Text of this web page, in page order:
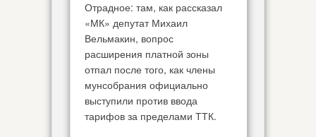
Отрадное: там, как рассказал
«МК» депутат Михаил
Вельмакин, вопрос
расширения платной зоны
отпал после того, как члены
мунсобрания официально
выступили против ввода
тарифов за пределами ТТК.